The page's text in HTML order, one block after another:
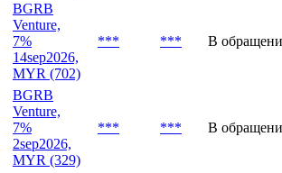
BGRB
Venture,
7%
14sep2026,
MYR (702)
*** *** В
BGRB
Venture,
7%
2sep2026,
MYR (329)
*** *** В